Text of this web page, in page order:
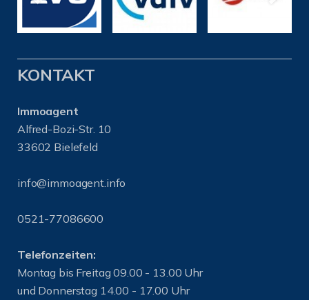
KONTAKT
Immoagent
Alfred-Bozi-Str. 10
33602 Bielefeld
info@immoagent.info
0521-77086600
Telefonzeiten:
Montag bis Freitag 09.00 - 13.00 Uhr
und Donnerstag 14.00 - 17.00 Uhr